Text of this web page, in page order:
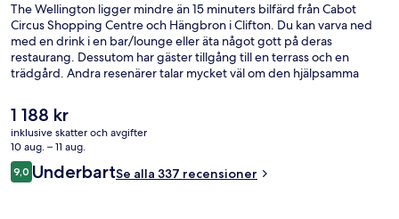
The Wellington ligger mindre än 15 minuters bilfärd från Cabot
Circus Shopping Centre och Hängbron i Clifton. Du kan varva ned
med en drink i en bar/lounge eller äta något gott på deras
restaurang. Dessutom har gäster tillgång till en terrass och en
trädgård. Andra resenärer talar mycket väl om den hjälpsamma
Det
nuvarande
priset
är
1 188 kr
1 188 kr
inklusive skatter och avgifter
10 aug. – 11 aug.
Recensioner
9,09,0 av 10,
UnderbartSe alla 337 recensioner